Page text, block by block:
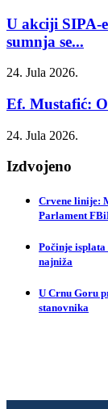
U akciji SIPA-
sumnja se...
24. Jula 2026.
Ef. Mustafić:
24. Jula 2026.
Izdvojeno
Crvene linije:
Parlament
Počinje
najniža
U Crnu Goru
stanovnika